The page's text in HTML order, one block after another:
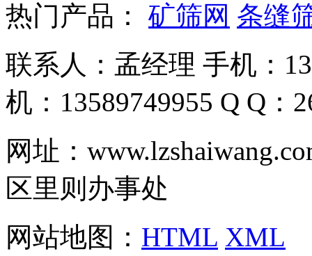
热门产品： 矿筛网 条缝
联系人：孟经理 手机：
机：13589749955 Q Q：
网址：
区里则办事处
网站地图： HTML XML